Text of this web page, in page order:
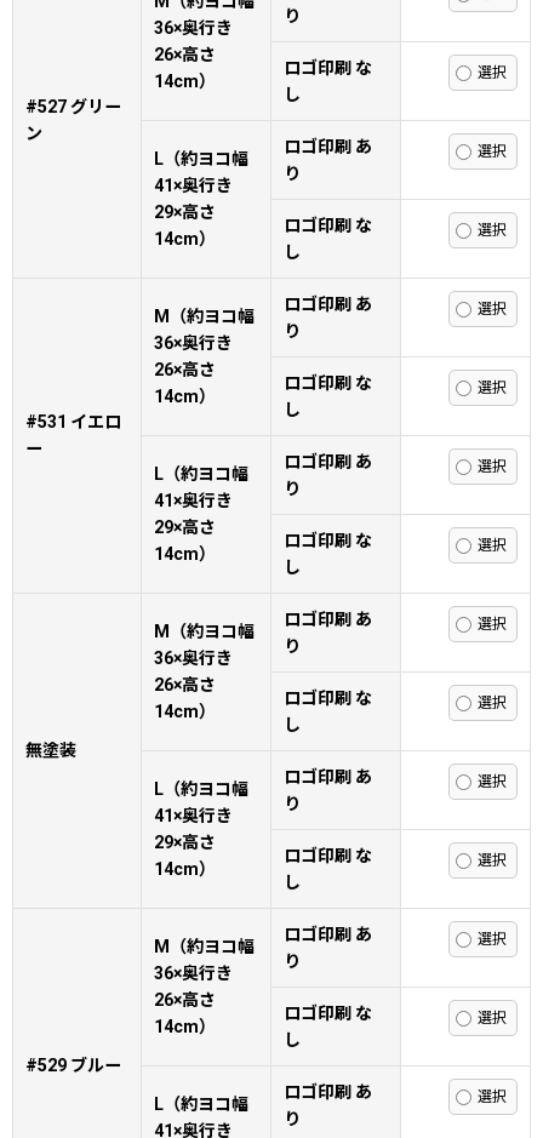
#527 グリー
ン
36×奥行き
26×高さ
14cm）
り
ロゴ印刷 な
し
L（約ヨコ幅
41×奥行き
29×高さ
14cm）
ロゴ印刷 あ
り
ロゴ印刷 な
し
#531 イエロ
ー
M（約ヨコ幅
36×奥行き
26×高さ
14cm）
ロゴ印刷 あ
り
ロゴ印刷 な
し
L（約ヨコ幅
41×奥行き
29×高さ
14cm）
ロゴ印刷 あ
り
ロゴ印刷 な
し
無塗装
M（約ヨコ幅
36×奥行き
26×高さ
14cm）
ロゴ印刷 あ
り
ロゴ印刷 な
し
L（約ヨコ幅
41×奥行き
29×高さ
14cm）
ロゴ印刷 あ
り
ロゴ印刷 な
し
#529 ブルー
M（約ヨコ幅
36×奥行き
26×高さ
14cm）
ロゴ印刷 あ
り
ロゴ印刷 な
し
L（約ヨコ幅
41×奥行き
ロゴ印刷 あ
り